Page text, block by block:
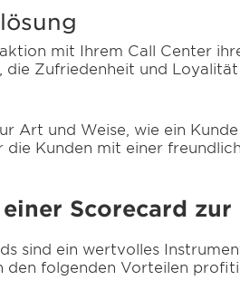
mit Ihrem Call Center
Zufriedenheit und
Art und Weise, wie ein
Kunden mit einer
Scorecard
sind ein wertvolles
den folgenden Vorteilen